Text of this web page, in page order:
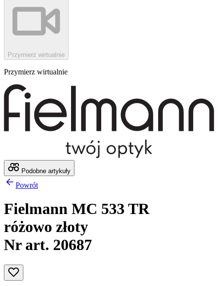
Przymierz wirtualnie
Przymierz wirtualnie
Podobne artykuły
Powrót
Fielmann MC 533 TR
różowo złoty
Nr art. 20687